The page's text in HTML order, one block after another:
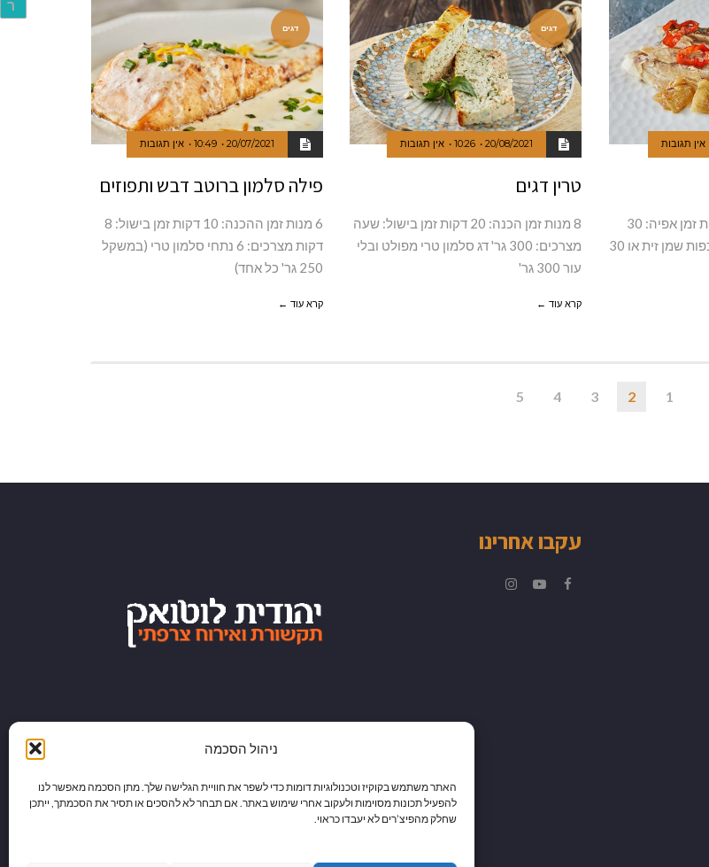
ניהול הסכמה
האתר משתמש בקוקיז וטכנולוגיות דומות כדי לשפר את חוויית הגלישה שלך. מתן הסכמה מאפשר לנו
להפעיל תכונות מסוימות ולעקוב אחרי שימוש באתר. אם תבחר לא להסכים או תסיר את הסכמתך, ייתכן
שחלק מהפיצ’רים לא יעבדו כראוי.
ר
אין תגובות
4 מנות זמן הכנה: 15 דקות זמן אפיה: 30
דקות מצרכים למלית: 2 כפות שמן זית או 30
דגים
20/08/2021
10:26 אין תגובות
טרין דגים
8 מנות זמן הכנה: 20 דקות זמן בישול: שעה
מצרכים: 300 גר' דג סלמון טרי מפולט ובלי
עור 300 גר'
קרא עוד ←
דגים
20/07/2021
10:49 אין תגובות
פילה סלמון ברוטב דבש ותפוזים
6 מנות זמן ההכנה: 10 דקות זמן בישול: 8
דקות מצרכים: 6 נתחי סלמון טרי (במשקל
250 גר' כל אחד)
קרא עוד ←
1
2
3
4
5
עקבו אחרינו